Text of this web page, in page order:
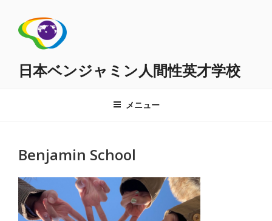
日本ベンジャミン人間性英才学校
メニュー
Benjamin School